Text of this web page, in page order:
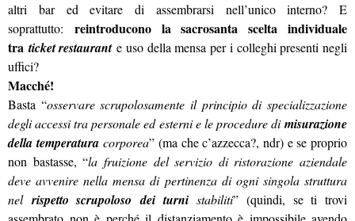
altri bar ed evitare di assembrarsi nell’unico interno? E
soprattutto: reintroducono la sacrosanta scelta individuale
traticket restaurante uso della mensa per i colleghi presenti negli
uffici?
Macché!
Basta “osservare scrupolosamente il principio di specializzazione
degli accessi tra personale ed esterni e le procedure dimisurazione
della temperaturacorporea” (ma che c’azzecca?, ndr) e se proprio
non bastasse, “la fruizione del servizio di ristorazione aziendale
deve avvenire nella mensa di pertinenza di ogni singola struttura
nelrispetto scrupolosodei turnistabiliti” (quindi, se ti trovi